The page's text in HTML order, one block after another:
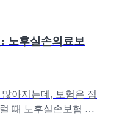
노후실손의료보
아지는데, 보험은 점
때 노후실손보험 가